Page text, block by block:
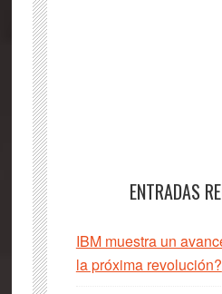
ENTRADAS
IBM muestra un
la próxima revolución?